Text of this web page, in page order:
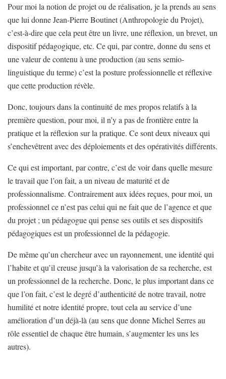
Pour moi la notion de projet ou de réalisation, je la prends au sens
que lui donne Jean-Pierre Boutinet (Anthropologie du Projet),
c’est-à-dire que cela peut être un livre, une réflexion, un brevet, un
dispositif pédagogique, etc. Ce qui, par contre, donne du sens et
une valeur de contenu à une production (au sens semio-
linguistique du terme) c’est la posture professionnelle et réflexive
que cette production révèle.
Donc, toujours dans la continuité de mes propos relatifs à la
première question, pour moi, il n’y a pas de frontière entre la
pratique et la réflexion sur la pratique. Ce sont deux niveaux qui
s’enchevêtrent avec des déploiements et des opérativités différents.
Ce qui est important, par contre, c’est de voir dans quelle mesure
le travail que l’on fait, a un niveau de maturité et de
professionnalisme. Contrairement aux idées reçues, pour moi, un
professionnel ce n’est pas celui qui ne fait que de l’agence et que
du projet ; un pédagogue qui pense ses outils et ses dispositifs
pédagogiques est un professionnel de la pédagogie.
De même qu’un chercheur avec un rayonnement, une identité qui
l’habite et qu’il creuse jusqu’à la valorisation de sa recherche, est
un professionnel de la recherche. Donc, le plus important dans ce
que l’on fait, c’est le degré d’authenticité de notre travail, notre
humilité et notre identité propre, tout cela au service d’une
amélioration d’un déjà-là (au sens que donne Michel Serres au
rôle essentiel de chaque être humain, s’augmenter les uns les
autres).